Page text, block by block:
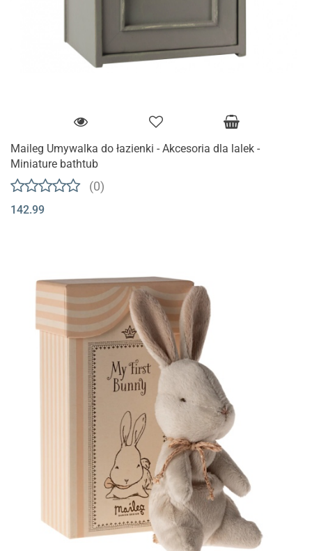
Maileg Umywalka do łazienki - Akcesoria dla lalek -
Miniature bathtub
(0)
142.99